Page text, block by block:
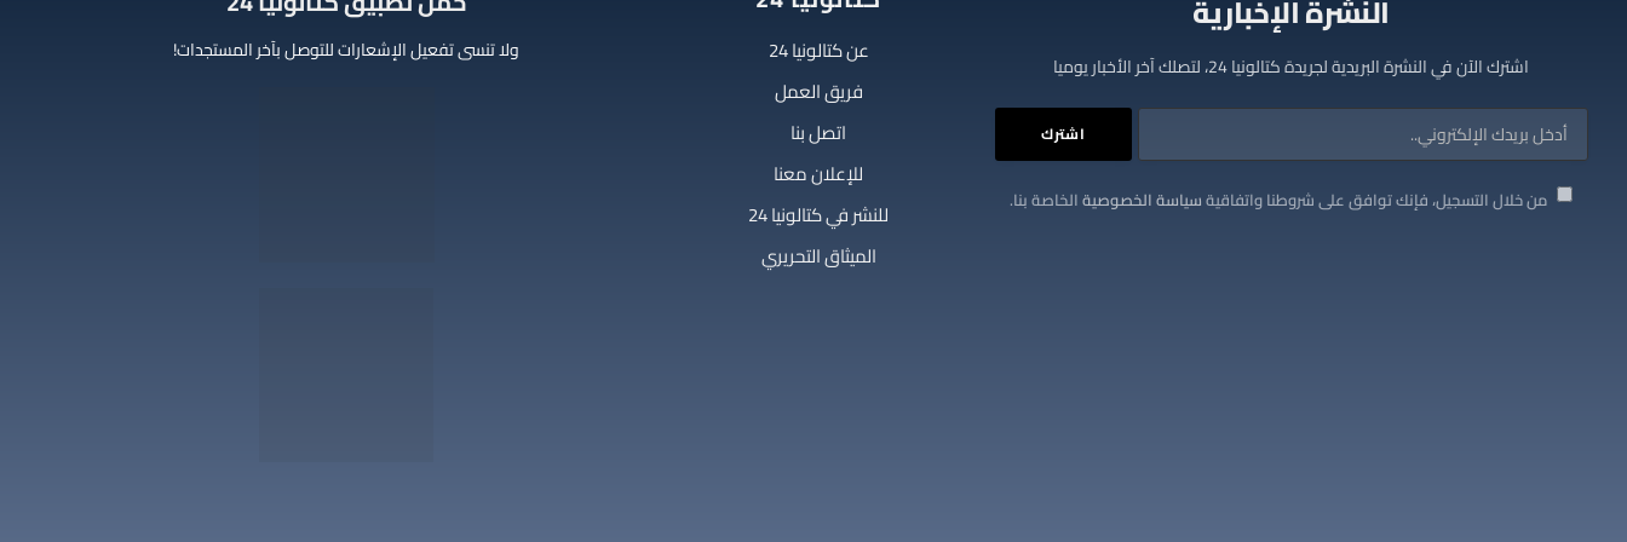
النشرة الإخبارية
اشترك الآن في النشرة البريدية لجريدة كتالونيا 24، لتصلك آخر الأخبار يوميا
من خلال التسجيل، فإنك توافق على شروطنا واتفاقيةسياسة الخصوصيةالخاصة بنا.
عن كتالونيا 24
فريق العمل
اتصل بنا
للإعلان معنا
للنشر في كتالونيا 24
الميثاق التحريري
ولا تنسى تفعيل الإشعارات للتوصل بآخر المستجدات!